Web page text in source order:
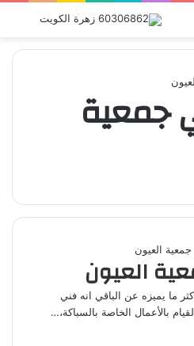
جمعية
العيون
ما يميزه عن الباقي انه فني
بالأعمال الخاصة بالسباكة،…